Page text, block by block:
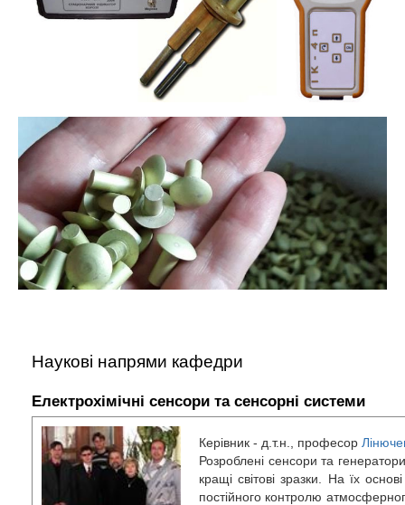
Наукові напрями кафедри
Електрохімічні сенсори та сенсорні системи
Керівник - д.т.н., професор
Розроблені сенсори та
кращі світові зразки. На їх
постійного контролю